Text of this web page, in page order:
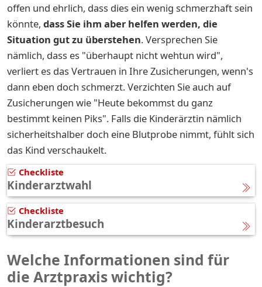
offen und ehrlich, dass dies ein wenig schmerzhaft sein
könnte, dass Sie ihm aber helfen werden, die
Situation gut zu überstehen. Versprechen Sie
nämlich, dass es "überhaupt nicht wehtun wird",
verliert es das Vertrauen in Ihre Zusicherungen, wenn's
dann eben doch schmerzt. Verzichten Sie auch auf
Zusicherungen wie "Heute bekommst du ganz
bestimmt keinen Piks". Falls die Kinderärztin nämlich
sicherheitshalber doch eine Blutprobe nimmt, fühlt sich
das Kind verschaukelt.
Checkliste
Kinderarztwahl
Checkliste
Kinderarztbesuch
Welche Informationen sind für
die Arztpraxis wichtig?